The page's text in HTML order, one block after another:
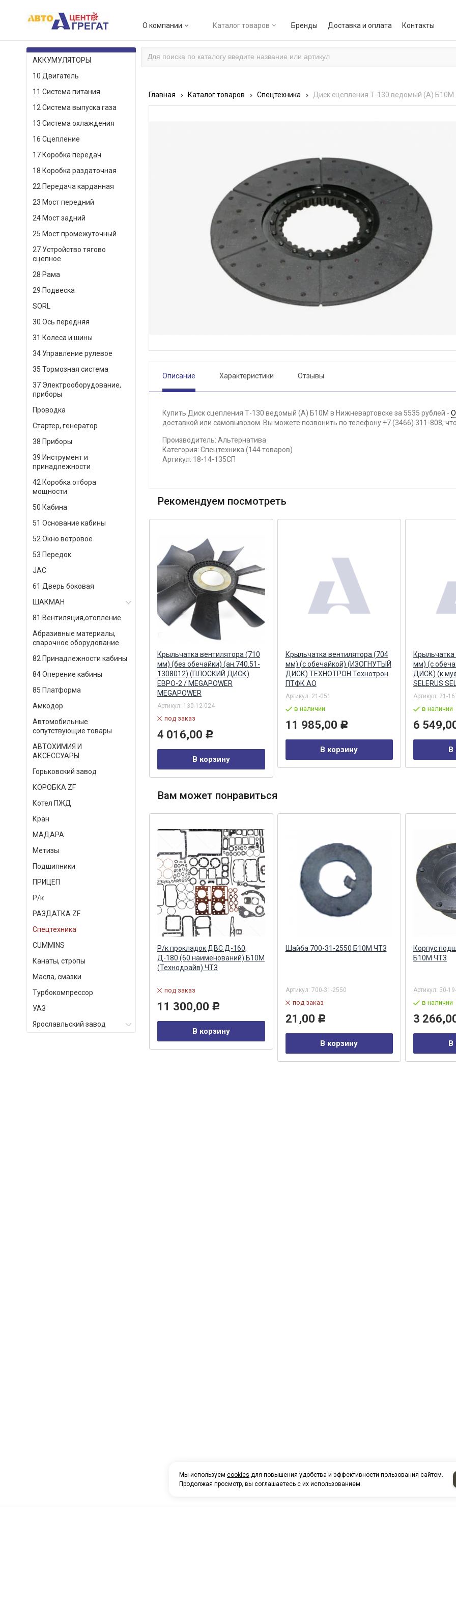
О компании Каталог товаров Бренды Доставка и оплата Контакты
КАТАЛОГ ТОВАРОВ
АККУМУЛЯТОРЫ
10 Двигатель
11 Система питания
12 Система выпуска газа
13 Система охлаждения
16 Сцепление
17 Коробка передач
18 Коробка раздаточная
22 Передача карданная
23 Мост передний
24 Мост задний
25 Мост промежуточный
27 Устройство тягово
сцепное
28 Рама
29 Подвеска
SORL
30 Ось передняя
31 Колеса и шины
34 Управление рулевое
35 Тормозная система
37 Электрооборудование,
приборы
Проводка
Стартер, генератор
38 Приборы
39 Инструмент и
принадлежности
42 Коробка отбора
мощности
50 Кабина
51 Основание кабины
52 Окно ветровое
53 Передок
JAC
61 Дверь боковая
ШАКМАН
81 Вентиляция,отопление
Абразивные материалы,
сварочное оборудование
82 Принадлежности кабины
84 Оперение кабины
85 Платформа
Амкодор
Автомобильные
сопутствующие товары
АВТОХИМИЯ И
АКСЕССУАРЫ
Горьковский завод
КОРОБКА ZF
Котел ПЖД
Кран
МАДАРА
Метизы
Подшипники
ПРИЦЕП
Р/к
РАЗДАТКА ZF
Спецтехника
СUMMINS
Канаты, стропы
Масла, смазки
Турбокомпрессор
УАЗ
Ярославльский завод
Главная Каталог товаров Спецтехника Диск сцепления Т-130 ведомый (А) Б10М
Описание Характеристики Отзывы
Купить Диск сцепления Т-130 ведомый (А) Б10М в Нижневартовске за 5535 рублей -
доставкой или самовывозом. Вы можете позвонить по телефону +7 (3466) 311-808,
Производитель: Альтернатива
Категория: Спецтехника (144 товаров)
Артикул: 18-14-135СП
Рекомендуем посмотреть
Крыльчатка вентилятора (715
мм) (без обечайки) (ПЛОСКИЙ
ДИСК) (ан.21-301) / SELERUS
SRVFI020005616
в наличии
5 095,00 Р
В корзину
Крыльчатка вентилятора (710
мм) (без обечайки) (ан.740.51-
1308012) (ПЛОСКИЙ ДИСК)
ЕВРО-2 / MEGAPOWER
MEGAPOWER
Артикул: 130-12-024
под заказ
4 016,00 Р
В корзину
Крыльчатка вентилятора (704
мм) (с обечайкой) (ИЗОГНУТЫЙ
ДИСК) ТЕХНОТРОН Технотрон
ПТФК АО
Артикул: 21-051
в наличии
11 985,00 Р
В корзину
Крыльчатка
мм) (с
ДИСК) (к
SELERUS
Артикул: 21-
в наличии
6
В
Вам может понравиться
Фильтр масляный АМКОДОР,
МТЗ-80, 82 (Д-260, Д-245) (Big
Filter) Big Filter
Артикул:GB-1085
972,00
Р/к прокладок ДВС Д-160,
Д-180 (60 наименований) Б10М
(Технодрайв) ЧТЗ
под заказ
11 300,00 Р
В корзину
Шайба 700-31-2550 Б10М ЧТЗ
Артикул: 700-31-2550
под заказ
21,00 Р
В корзину
Корпус
Б10М ЧТЗ
Артикул: 50-
в наличии
3
В
Мы используем cookies для повышения удобства и эффективности пользования сайтом.
Продолжая просмотр, вы соглашаетесь с их использованием.